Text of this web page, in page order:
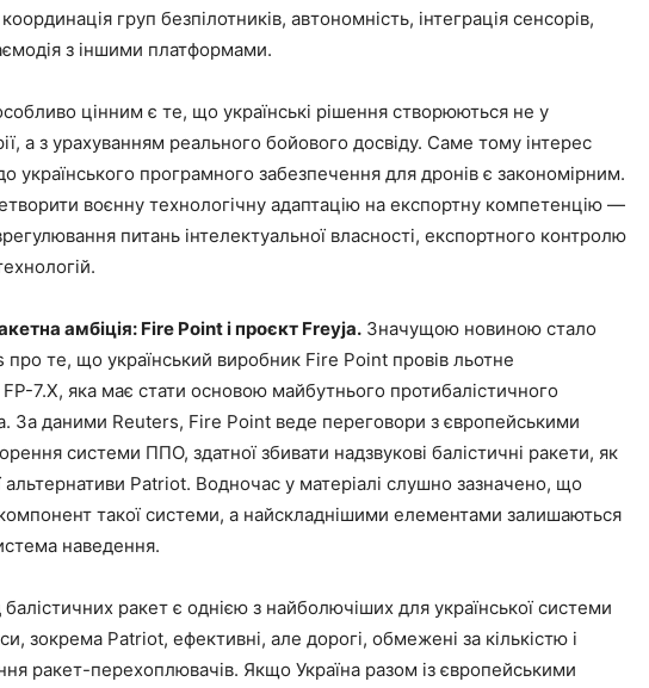
груп безпілотників, автономність, інтеграція сенсорів,
з іншими платформами.
цінним є те, що українські рішення створюються не у
а з урахуванням реального бойового досвіду. Саме тому інтерес
українського програмного забезпечення для дронів є закономірним.
воєнну технологічну адаптацію на експортну компетенцію —
питань інтелектуальної власності, експортного контролю
амбіція: Fire Point і проєкт Freyja. Значущою новиною стало
те, що український виробник Fire Point провів льотне
7.X, яка має стати основою майбутнього протибалістичного
За даними Reuters, Fire Point веде переговори з європейськими
системи ППО, здатної збивати надзвукові балістичні ракети, як
Patriot. Водночас у матеріалі слушно зазначено, що
такої системи, а найскладнішими елементами залишаються
наведення.
ракет є однією з найболючіших для української системи
зокрема Patriot, ефективні, але дорогі, обмежені за кількістю і
ракет-перехоплювачів. Якщо Україна разом із європейськими